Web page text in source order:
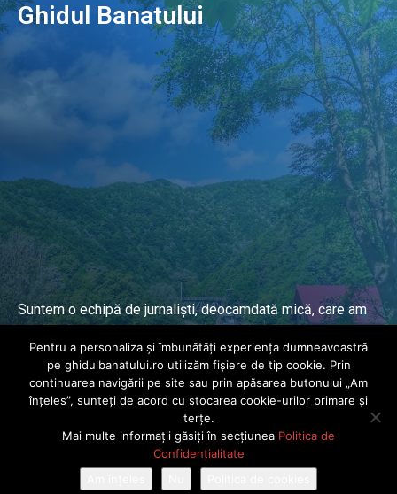
Ghidul Banatului
Suntem o echipă de jurnaliști, deocamdată mică, care am
lucrat și lucrăm în presa locală și națională de mai mulți
ani.
© Ghidul Banatului 2025. Toate drepturile rezervate · Dezvoltat de
Power Media FX
Pentru a personaliza și îmbunătăți experiența dumneavoastră
pe ghidulbanatului.ro utilizăm fișiere de tip cookie. Prin
continuarea navigării pe site sau prin apăsarea butonului „Am
înțeles”, sunteți de acord cu stocarea cookie-urilor primare și
terțe.
Mai multe informații găsiți în secțiunea Politica de
Confidențialitate